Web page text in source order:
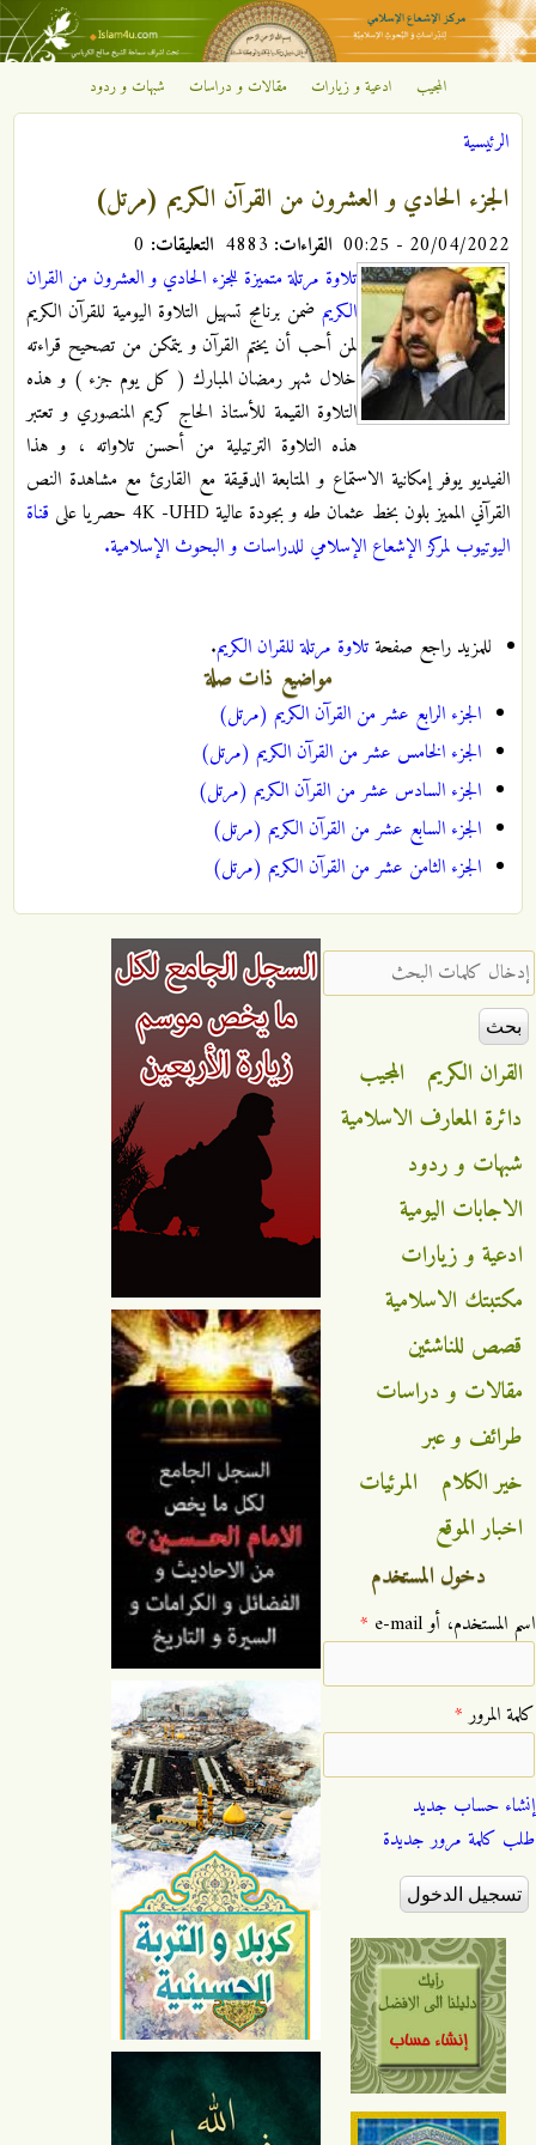
تجاوز إلى المحتوى الرئيسي
مركز
الإشعاع
الإسلامي
المجيب ادعية و زيارات مقالات و دراسات شبهات و ردود
أنت هنا
الرئيسية
الجزء الحادي و العشرون من القرآن الكريم (مرتل)
20/04/2022 - 00:25 القراءات: التعليقات:
تلاوة مرتلة متميزة للجزء الحادي و العشرون من القران
الكريم ضمن برنامج تسهيل التلاوة اليومية للقرآن الكريم
لمن أحب أن يختم القرآن و يتمكن من تصحيح قراءته
خلال شهر رمضان المبارك ( كل يوم جزء ) و هذه
التلاوة القيمة للأستاذ الحاج کریم المنصوري و تعتبر
هذه التلاوة الترتيلية من أحسن تلاواته ، و هذا
الفيديو يوفر إمكانية الاستماع و المتابعة الدقيقة مع القارئ مع مشاهدة النص
القرآني المميز بلون بخط عثمان طه و بجودة عالية 4K -UHD حصريا على
قناة
اليوتيوب لمركز الإشعاع الإسلامي للدراسات و البحوث الإسلامية.
للمزيد راجع صفحةتلاوة مرتلة للقران الكريم.
مواضيع ذات صلة
الجزء الرابع عشر من القرآن الكريم (مرتل)
الجزء الخامس عشر من القرآن الكريم (مرتل)
الجزء السادس عشر من القرآن الكريم (مرتل)
الجزء السابع عشر من القرآن الكريم (مرتل)
الجزء الثامن عشر من القرآن الكريم (مرتل)
‏إدخال كلمات البحث ‏
القران الكريم
المجيب
دائرة المعارف الاسلامية
شبهات و ردود
الاجابات اليومية
ادعية و زيارات
مكتبتك الاسلامية
قصص للناشئين
مقالات و دراسات
طرائف و عبر
خير الكلام
المرئيات
اخبار الموقع
دخول المستخدم
‏اسم المستخدم، أو e-mail ‏ *
‏كلمة المرور ‏*
إنشاء حساب جديد
طلب كلمة مرور جديدة